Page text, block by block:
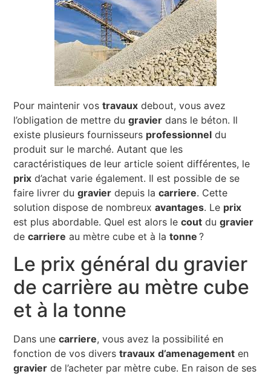
Pour maintenir vostravaux debout, vous avez
l’obligation de mettre dugravier dans le béton. Il
existe plusieurs fournisseurs professionnel du
produit sur le marché. Autant que les
caractéristiques de leur article soient différentes, le
prix d’achat varie également. Il est possible de se
faire livrer dugravier depuis lacarriere. Cette
solution dispose de nombreuxavantages. Le prix
est plus abordable. Quel est alors lecout dugravier
decarriere au mètre cube et à latonne ?
Le prix général du gravier
de carrière au mètre cube
et à la tonne
Dans unecarriere, vous avez la possibilité en
fonction de vos diverstravaux d’amenagement en
gravier de l’acheter par mètre cube. En raison de ses